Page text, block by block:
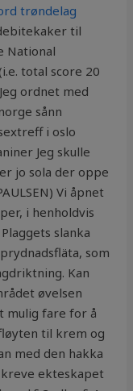
trøndelag
til
National
total score 20
ordnet med
sånn
i oslo
Jeg skulle
jo sola der oppe
Vi åpnet
i henholdvis
slanka
som
Kan
øvelsen
mulig fare for å
til krem og
med den hakka
ekteskapet